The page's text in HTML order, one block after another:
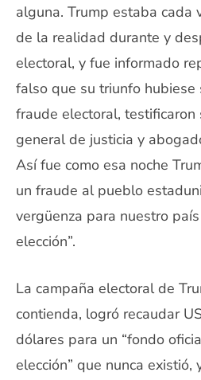
alguna. Trump estaba cada
de la realidad durante y
electoral, y fue informado
falso que su triunfo
fraude electoral, testificaron
general de justicia y
Así fue como esa noche
un fraude al pueblo
vergüenza para nuestro
elección”.
La campaña electoral de
contienda, logró recaudar
dólares para un “fondo
elección” que nunca existió,